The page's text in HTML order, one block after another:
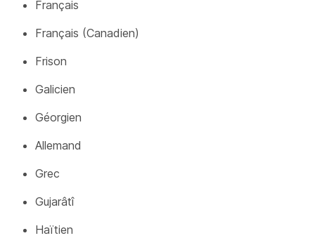
Français
Français (Canadien)
Frison
Galicien
Géorgien
Allemand
Grec
Gujarâtî
Haïtien